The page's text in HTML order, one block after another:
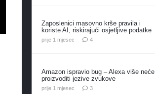
Zaposlenici masovno krše pravila i
koriste AI, riskirajući osjetljive podatke
prije 1 mjesec 4komentara
Amazon ispravio bug – Alexa više neće
proizvoditi jezive zvukove
prije 1 mjesec 3komentara